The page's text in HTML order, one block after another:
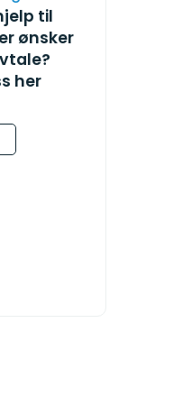
til
ønsker
her